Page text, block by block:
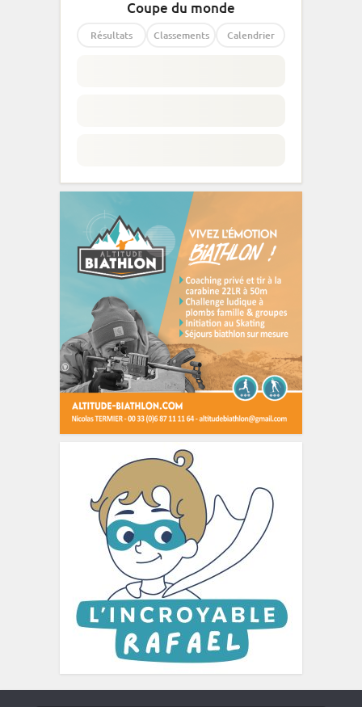
Coupe du monde
Résultats Classements Calendrier